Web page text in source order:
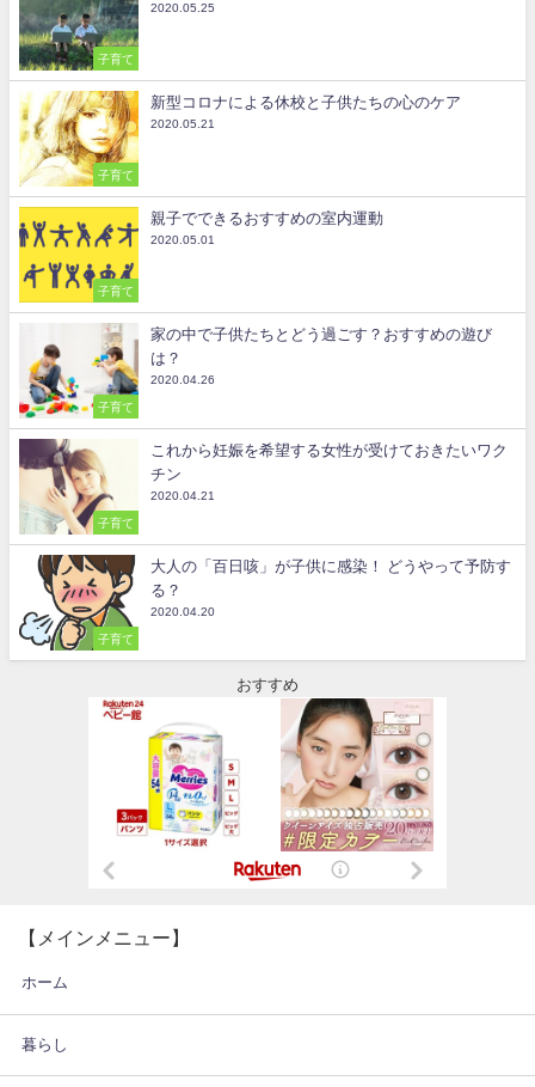
子育て
2020.05.25
子育て
新型コロナによる休校と子供たちの心のケア
2020.05.21
子育て
親子でできるおすすめの室内運動
2020.05.01
子育て
家の中で子供たちとどう過ごす？おすすめの遊び
は？
2020.04.26
子育て
これから妊娠を希望する女性が受けておきたいワク
チン
2020.04.21
子育て
大人の「百日咳」が子供に感染！ どうやって予防す
る？
2020.04.20
おすすめ
【メインメニュー】
ホーム
暮らし